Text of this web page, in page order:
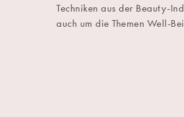
Techniken aus der Beauty-
auch um die Themen Well-